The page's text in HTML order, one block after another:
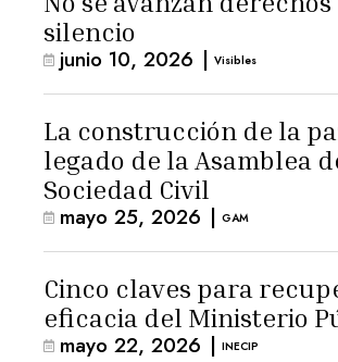
silencio
junio 10, 2026 | Visibles
La construcción de la
legado de la Asamblea
Sociedad Civil
mayo 25, 2026 | GAM
Cinco claves para
eficacia del Ministerio
mayo 22, 2026 | INECIP